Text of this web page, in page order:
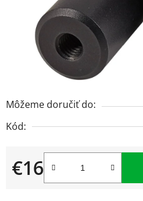
Môžeme doručiť do:
Kód:
€16
Jednotková cena: